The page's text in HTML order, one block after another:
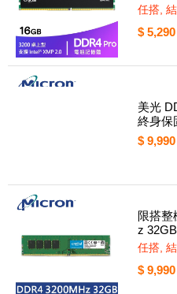
任搭,
$ 5,290
美光
終身保
$ 9,990
限搭整
z
任搭,
$ 9,990